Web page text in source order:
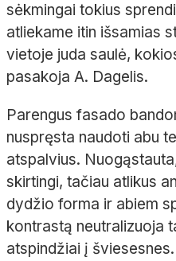
sėkmingai tokius
atliekame itin išsamias
vietoje juda saulė,
pasakoja A. Dagelis.
Parengus fasado
nuspręsta naudoti abu
atspalvius.
skirtingi, tačiau atlikus
dydžio forma ir abiem
kontrastą neutralizuoja
atspindžiai į